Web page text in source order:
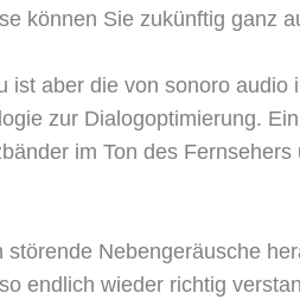
können Sie zukünftig ganz
ist aber die von sonoro
zur Dialogoptimierung.
im Ton des
störende Nebengeräusche
endlich wieder richtig